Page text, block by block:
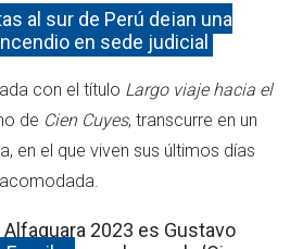
al sur de Perú dejan una
en sede judicial
con el título Largo viaje hacia el
de Cien Cuyes, transcurre en un
en el que viven sus últimos días
2023 es Gustavo